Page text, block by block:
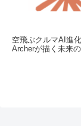
空飛ぶクルマAI進
Archerが描く未来